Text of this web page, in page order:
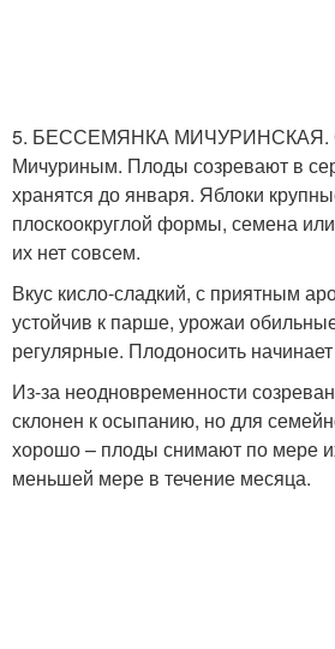
5. БЕССЕМЯНКА МИЧУРИНСКАЯ.
Мичуриным. Плоды созревают в
хранятся до января. Яблоки
плоскоокруглой формы, семена
их нет совсем.
Вкус кисло-сладкий, с приятным
устойчив к парше, урожаи
регулярные. Плодоносить
Из-за неодновременности
склонен к осыпанию, но для
хорошо – плоды снимают по мере
меньшей мере в течение месяца.